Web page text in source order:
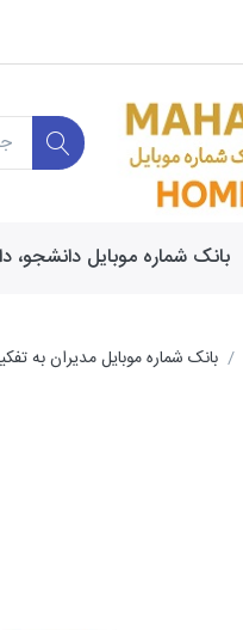
بانک شماره موبایل
بانک شماره موبایل مدیران به